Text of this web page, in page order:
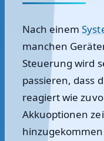
Nach einem
manchen
Steuerung wird
passieren, dass
reagiert wie
Akkuoptionen